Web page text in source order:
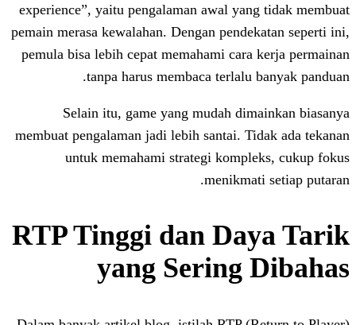
experience”, yaitu pengalaman awal
pemain merasa kewalahan. Dengan
pemula bisa lebih cepat memahami
tanpa harus membaca
Selain itu, game yang mudah
membuat pengalaman jadi lebih santai.
untuk memahami strategi
RTP Tinggi dan
yang Sering